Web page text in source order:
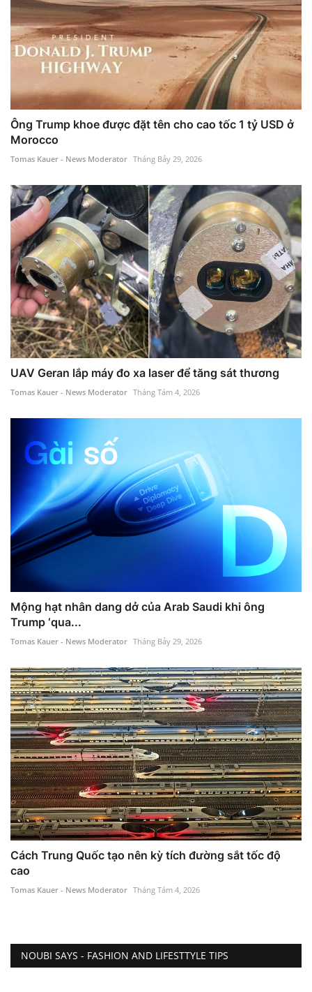
Ông Trump khoe được đặt tên cho cao tốc 1 tỷ USD ở
Morocco
Tomas Kauer - News Moderator Tháng Bảy 29, 2026
UAV Geran lắp máy đo xa laser để tăng sát thương
Tomas Kauer - News Moderator Tháng Tám 4, 2026
Mộng hạt nhân dang dở của Arab Saudi khi ông
Trump ‘qua...
Tomas Kauer - News Moderator Tháng Bảy 29, 2026
Cách Trung Quốc tạo nên kỳ tích đường sắt tốc độ
cao
Tomas Kauer - News Moderator Tháng Tám 4, 2026
NOUBI SAYS - FASHION AND LIFESTTYLE TIPS